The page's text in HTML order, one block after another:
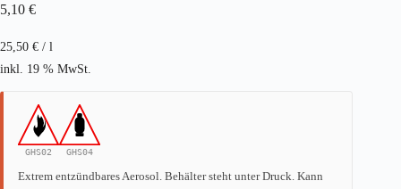
5,10 €
25,50 € / l
inkl. 19 % MwSt.
GHS02 GHS04
Extrem entzündbares Aerosol. Behälter steht unter Druck. Kann